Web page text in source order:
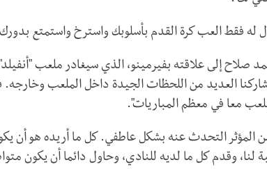
له فقط العب كرة القدم بأسلوبك واسترخ واستمتع
العديد من اللحظات الجيدة داخل الملعب وخارجه.
معا في معظم المباريات".
المؤثر التحدث عنه بشكل عاطفي. كل ما أريده هو أن
لنا، وقدم كل ما لديه للنادي، وحاول دائما أن يكون